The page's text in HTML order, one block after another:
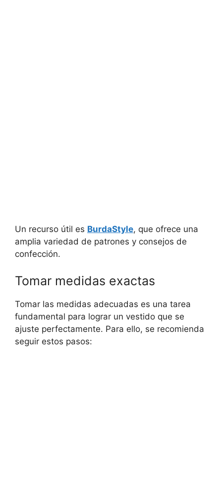
Un recurso útil es BurdaStyle, ⁢que ofrece una
amplia variedad de patrones y consejos ‌de
confección.
Tomar medidas exactas
Tomar las medidas adecuadas es una tarea
fundamental para lograr un vestido que se
ajuste perfectamente. Para ello, se recomienda
seguir estos pasos: